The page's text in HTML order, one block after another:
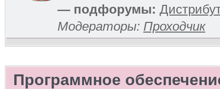
— подфорумы:
Модераторы: Проходчик
Программное